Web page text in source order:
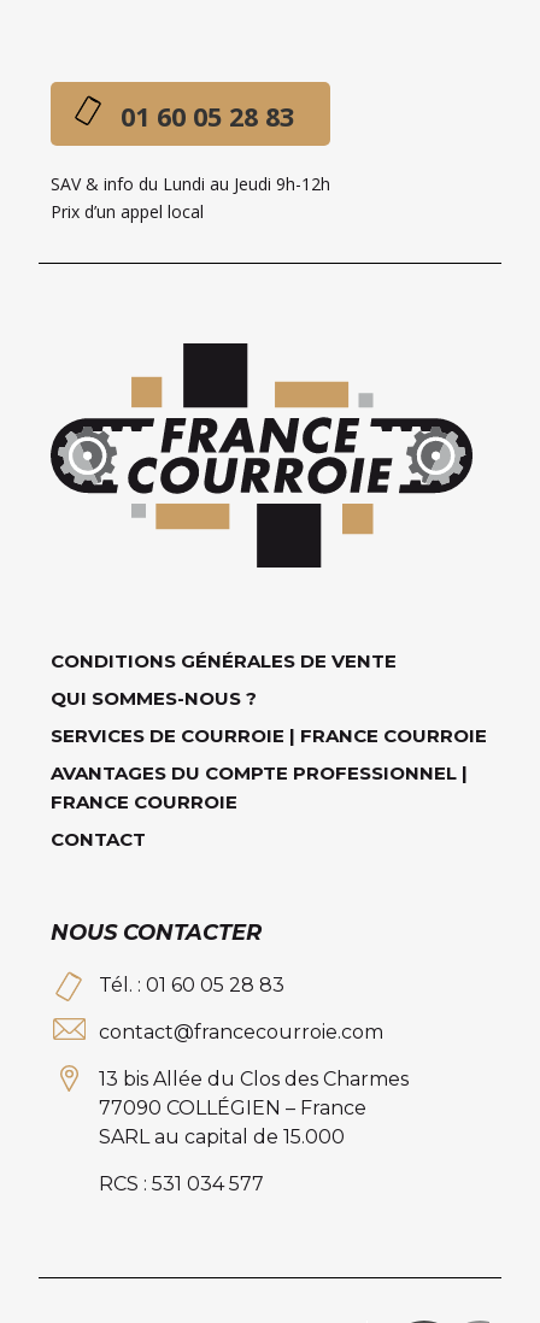
01 60 05 28 83
SAV & info du Lundi au Jeudi 9h-12h
Prix d’un appel local
CONDITIONS GÉNÉRALES DE VENTE
QUI SOMMES-NOUS ?
SERVICES DE COURROIE | FRANCE COURROIE
AVANTAGES DU COMPTE PROFESSIONNEL |
FRANCE COURROIE
CONTACT
NOUS CONTACTER
Tél. : 01 60 05 28 83
contact@francecourroie.com
13 bis Allée du Clos des Charmes
77090 COLLÉGIEN – France
SARL au capital de 15.000
RCS : 531 034 577